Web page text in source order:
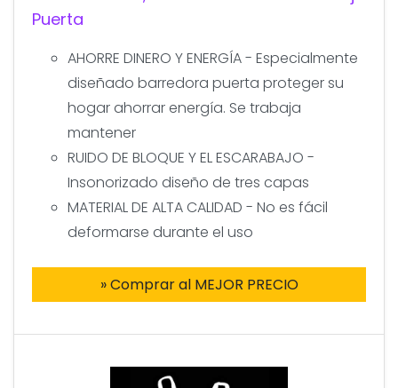
Puerta
AHORRE DINERO Y ENERGÍA - Especialmente
diseñado barredora puerta proteger su
hogar ahorrar energía. Se trabaja
mantener
RUIDO DE BLOQUE Y EL ESCARABAJO -
Insonorizado diseño de tres capas
MATERIAL DE ALTA CALIDAD - No es fácil
deformarse durante el uso
» Comprar al MEJOR PRECIO